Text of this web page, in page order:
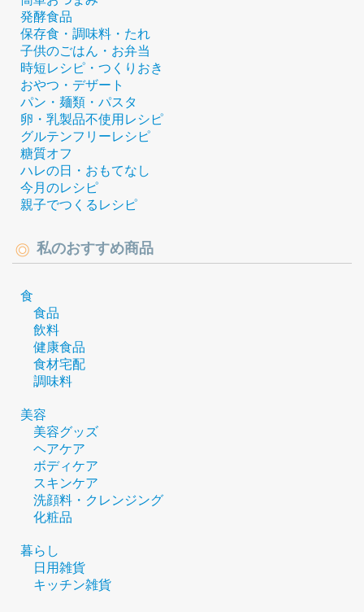
発酵食品
保存食・調味料・たれ
子供のごはん・お弁当
時短レシピ・つくりおき
おやつ・デザート
パン・麺類・パスタ
卵・乳製品不使用レシピ
グルテンフリーレシピ
糖質オフ
ハレの日・おもてなし
今月のレシピ
親子でつくるレシピ
私のおすすめ商品
食
食品
飲料
健康食品
食材宅配
調味料
美容
美容グッズ
ヘアケア
ボディケア
スキンケア
洗顔料・クレンジング
化粧品
暮らし
日用雑貨
キッチン雑貨